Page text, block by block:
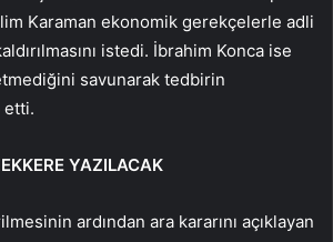
Karaman ekonomik gerekçelerle adli
istedi. İbrahim Konca ise
savunarak tedbirin
etti.
YAZILACAK
ardından ara kararını açıklayan